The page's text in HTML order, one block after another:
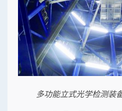
多功能立式光学检测装